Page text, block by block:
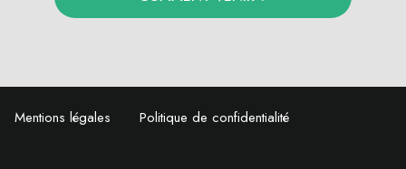
Mentions légales Politique de confidentialité